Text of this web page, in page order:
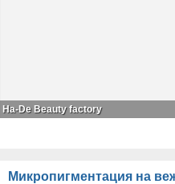
На-De Beauty factory
Микропигментация на